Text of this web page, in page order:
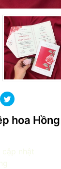
hoa
nhật